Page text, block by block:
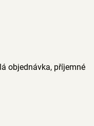
objednávka, příjemné